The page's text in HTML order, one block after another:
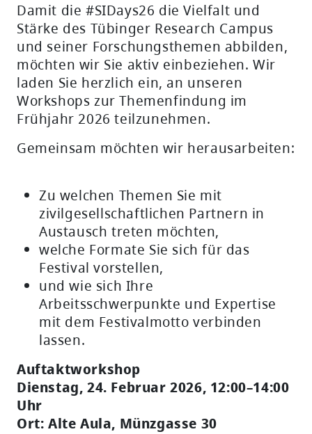
Damit die #SIDays26 die Vielfalt und
Stärke des Tübinger Research Campus
und seiner Forschungsthemen abbilden,
möchten wir Sie aktiv einbeziehen. Wir
laden Sie herzlich ein, an unseren
Workshops zur Themenfindung im
Frühjahr 2026 teilzunehmen.
Gemeinsam möchten wir herausarbeiten:
Zu welchen Themen Sie mit
zivilgesellschaftlichen Partnern in
Austausch treten möchten,
welche Formate Sie sich für das
Festival vorstellen,
und wie sich Ihre
Arbeitsschwerpunkte und Expertise
mit dem Festivalmotto verbinden
lassen.
Auftaktworkshop
Dienstag, 24. Februar 2026, 12:00–14:00
Uhr
Ort: Alte Aula, Münzgasse 30